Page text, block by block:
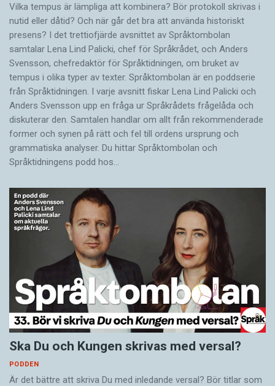
Vilka tempus är lämpliga att kombinera? Bör protokoll skrivas i
nutid eller dåtid? Och när går det bra att använda historiskt
presens? I det trettiofjärde avsnittet av Språktombolan
samtalar Lena Lind Palicki, chef för Språkrådet, och Anders
Svensson, chefredaktör för Språktidningen, om bruket av
tempus i olika typer av texter. Språktombolan är en poddserie
från Språktidningen. I varje avsnitt fiskar Lena Lind Palicki och
Anders Svensson upp en fråga ur Språkrådets frågelåda och
diskuterar den. Samtalen handlar om allt från rekommenderade
former och synen på rätt och fel till ordens ursprung och
grammatiska analyser. Du hittar Språktombolan och
Språktidningens podd hos…
Ska Du och Kungen skrivas med versal?
PODDEN
Är det bättre att skriva Du med inledande versal? Bör titlar som